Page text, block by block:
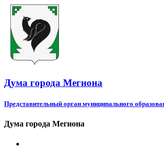
Дума города Мегиона
Представительный орган муниципального
Дума города Мегиона